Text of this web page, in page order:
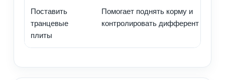
Поставить
транцевые
плиты
Помогает поднять корму и
контролировать дифферент